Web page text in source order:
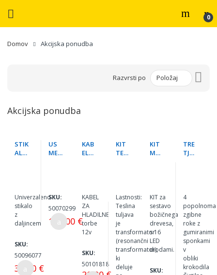
Domov Akcijska ponudba
Akcijska ponudba
Razvrsti po
STIK
ALO
KAN
AL
Univerzaleno
stikalo
z
daljincem
SKU:
50096077
30,00 €
US
MER
30V
0-10
A
SKU:
50070299
160,00 €
KAB
EL
TOR
BO
KABEL
ZA
HLADILNE
torbe
12v
SKU:
50101818
KIT
TES
Lastnosti:
Teslina
tuljava
je
transformator
(resonančni
transformator),
ki
deluje
KIT
MK1
VO
KIT za
sestavo
božičnega
drevesa,
s 16
LED
diodami.
SKU:
TRE
TJA
IL
4
popolnoma
zgibne
roke z
gumiranimi
sponkami
v
obliki
krokodila